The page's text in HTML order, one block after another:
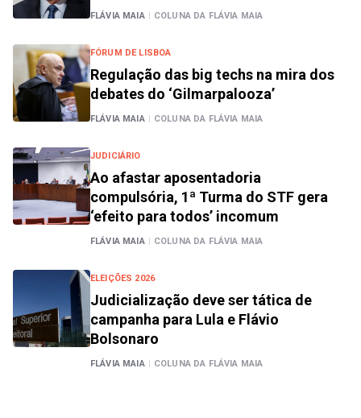
FLÁVIA MAIA | COLUNA DA FLÁVIA MAIA
FÓRUM DE LISBOA
Regulação das big techs na mira dos
debates do ‘Gilmarpalooza’
FLÁVIA MAIA | COLUNA DA FLÁVIA MAIA
JUDICIÁRIO
Ao afastar aposentadoria
compulsória, 1ª Turma do STF gera
‘efeito para todos’ incomum
FLÁVIA MAIA | COLUNA DA FLÁVIA MAIA
ELEIÇÕES 2026
Judicialização deve ser tática de
campanha para Lula e Flávio
Bolsonaro
FLÁVIA MAIA | COLUNA DA FLÁVIA MAIA